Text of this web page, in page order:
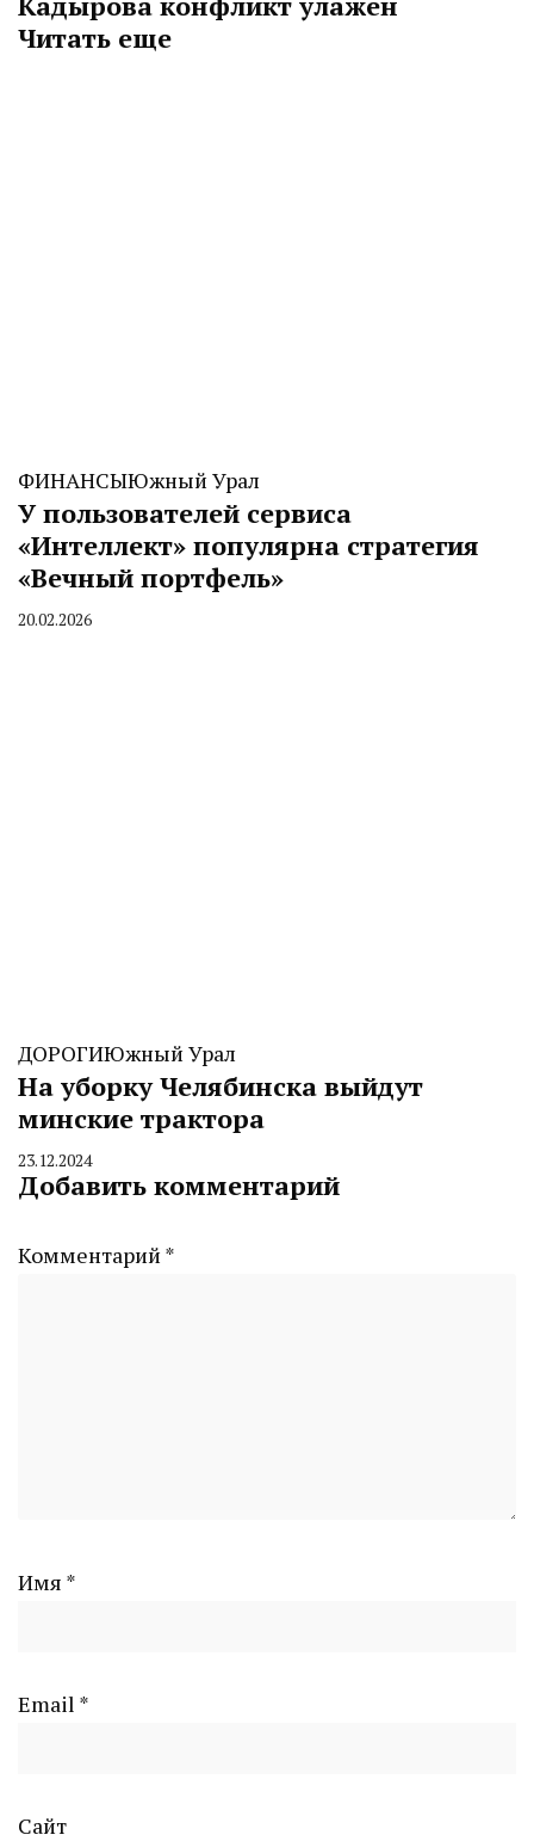
Читать еще
ФИНАНСЫЮжный Урал
У пользователей сервиса
«Интеллект» популярна стратегия
«Вечный портфель»
By
20.02.2026
ДОРОГИЮжный Урал
На уборку Челябинска выйдут
минские трактора
By
CHELINDUSTRY
23.12.2024
Добавить комментарий
Комментарий *
Имя *
Email *
Сайт